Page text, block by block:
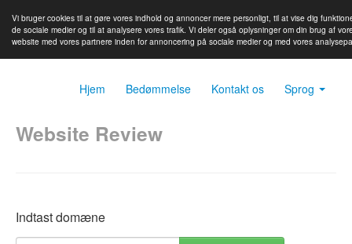
Vi bruger cookies til at gøre vores indhold og annoncer mere personligt, til at vise dig
de sociale medier og til at analysere vores trafik. Vi deler også oplysninger om din brug af
website med vores partnere inden for annoncering på sociale medier og med vores
Hjem Bedømmelse Kontakt os Sprog
Website Review
Indtast domæne